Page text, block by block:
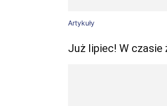
Artykuły
Już lipiec! W